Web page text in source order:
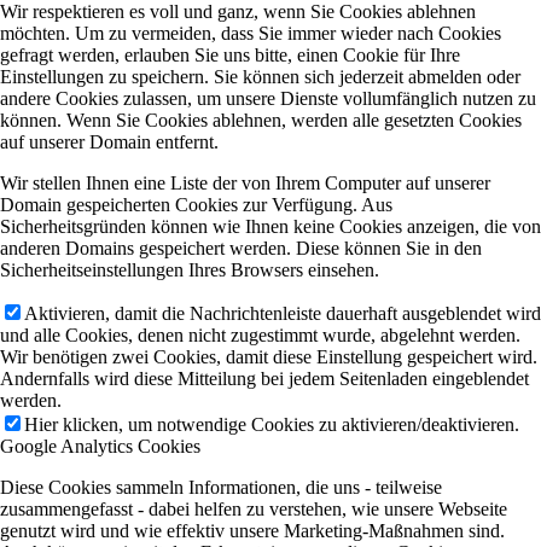
Wir respektieren es voll und ganz, wenn Sie Cookies ablehnen
möchten. Um zu vermeiden, dass Sie immer wieder nach Cookies
gefragt werden, erlauben Sie uns bitte, einen Cookie für Ihre
Einstellungen zu speichern. Sie können sich jederzeit abmelden oder
andere Cookies zulassen, um unsere Dienste vollumfänglich nutzen zu
können. Wenn Sie Cookies ablehnen, werden alle gesetzten Cookies
auf unserer Domain entfernt.
Wir stellen Ihnen eine Liste der von Ihrem Computer auf unserer
Domain gespeicherten Cookies zur Verfügung. Aus
Sicherheitsgründen können wie Ihnen keine Cookies anzeigen, die von
anderen Domains gespeichert werden. Diese können Sie in den
Sicherheitseinstellungen Ihres Browsers einsehen.
Aktivieren, damit die Nachrichtenleiste dauerhaft ausgeblendet wird
und alle Cookies, denen nicht zugestimmt wurde, abgelehnt werden.
Wir benötigen zwei Cookies, damit diese Einstellung gespeichert wird.
Andernfalls wird diese Mitteilung bei jedem Seitenladen eingeblendet
werden.
Hier klicken, um notwendige Cookies zu aktivieren/deaktivieren.
Google Analytics Cookies
Diese Cookies sammeln Informationen, die uns - teilweise
zusammengefasst - dabei helfen zu verstehen, wie unsere Webseite
genutzt wird und wie effektiv unsere Marketing-Maßnahmen sind.